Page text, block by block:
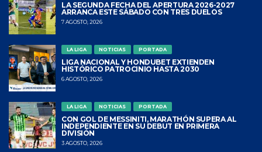
LA SEGUNDA FECHA DEL APERTURA 2026-2027
ARRANCA ESTE SÁBADO CON TRES DUELOS
7 AGOSTO, 2026
LA LIGA NOTICIAS PORTADA
LIGA NACIONAL Y HONDUBET EXTIENDEN
HISTÓRICO PATROCINIO HASTA 2030
6 AGOSTO, 2026
LA LIGA NOTICIAS PORTADA
CON GOL DE MESSINITI, MARATHÓN SUPERA AL
INDEPENDIENTE EN SU DEBUT EN PRIMERA
DIVISIÓN
3 AGOSTO, 2026